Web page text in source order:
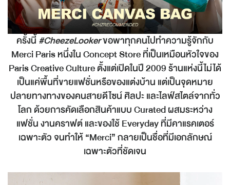
ครั้งนี้#CheezeLookerขอพาทุกคนไปทำความรู้จักกับ
Merci Paris หนึ่งใน Concept Store ที่เป็นเหมือนหัวใจของ
Paris Creative Culture ตั้งแต่เปิดในปี 2009 ร้านแห่งนี้ไม่ได้
เป็นแค่พื้นที่ขายแฟชั่นหรือของแต่งบ้าน แต่เป็นจุดหมาย
ปลายทางทางของคนสายดีไซน์ ศิลปะ และไลฟ์สไตล์จากทั่ว
โลก ด้วยการคัดเลือกสินค้าแบบ Curated ผสมระหว่าง
แฟชั่น งานคราฟต์ และของใช้ Everyday ที่มีคาแรคเตอร์
เฉพาะตัว จนทำให้ “Merci” กลายเป็นชื่อที่มีเอกลักษณ์
เฉพาะตัวที่ชัดเจน